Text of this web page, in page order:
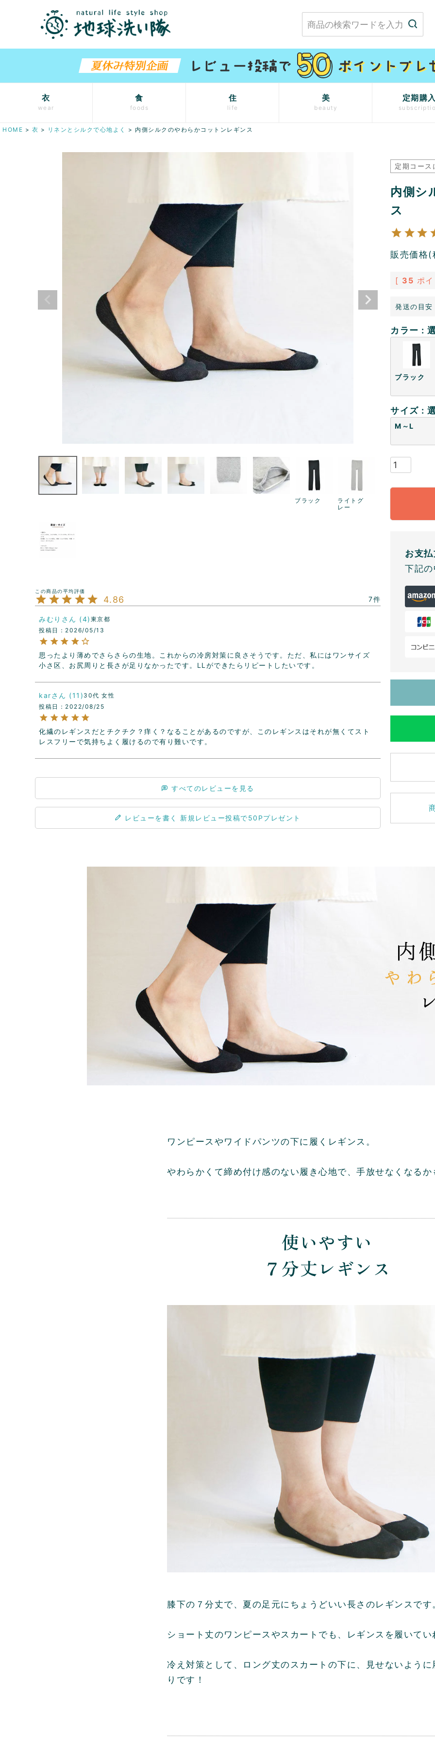
衣
wear
食
foods
住
life
美
beauty
定期購
HOME 衣 リネンとシルクで心地よく 内側シルクのやわらかコットンレギンス
ブラック
ライトグ
レー
4.86 7
みむり 4 東京都
投稿日
2026/05/13
思ったより薄めでさらさらの生地。これからの冷房対策に良さそうです。ただ、私にはワンサイズ
小さ区、お尻周りと長さが足りなかったです。LLができたらリピートしたいです。
kar 11 30代 女性
投稿日
2022/08/25
化繊のレギンスだとチクチク？痒く？なることがあるのですが、このレギンスはそれが無くてスト
レスフリーで気持ちよく履けるので有り難いです。
すべてのレビューを見る
レビューを書く
定期コース
内側シ
ス
販売価格(
[ 35 ポ
発送の目安
カラー
ブラック
サイズ
M～L
お支
下記
ワンピースやワイドパンツの下に履くレギンス。
やわらかくて締め付け感のない履き心地で、手放せなくなるか
使いやすい
７分丈レギンス
膝下の７分丈で、夏の足元にちょうどいい長さのレギンスです
ショート丈のワンピースやスカートでも、レギンスを履いて
冷え対策として、ロング丈のスカートの下に、見せないように
りです！